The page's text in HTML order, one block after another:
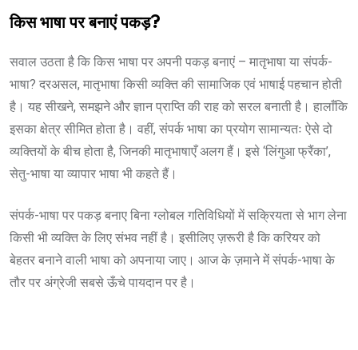
किस भाषा पर बनाएं पकड़?
सवाल उठता है कि किस भाषा पर अपनी पकड़ बनाएं – मातृभाषा या संपर्क-
भाषा? दरअसल, मातृभाषा किसी व्यक्ति की सामाजिक एवं भाषाई पहचान होती
है। यह सीखने, समझने और ज्ञान प्राप्ति की राह को सरल बनाती है। हालाँकि
इसका क्षेत्र सीमित होता है। वहीं, संपर्क भाषा का प्रयोग सामान्यतः ऐसे दो
व्यक्तियों के बीच होता है, जिनकी मातृभाषाएँ अलग हैं। इसे ‘लिंगुआ फ्रैंका’,
सेतु-भाषा या व्यापार भाषा भी कहते हैं।
संपर्क-भाषा पर पकड़ बनाए बिना ग्लोबल गतिविधियों में सक्रियता से भाग लेना
किसी भी व्यक्ति के लिए संभव नहीं है। इसीलिए ज़रूरी है कि करियर को
बेहतर बनाने वाली भाषा को अपनाया जाए। आज के ज़माने में संपर्क-भाषा के
तौर पर अंग्रेजी सबसे ऊँचे पायदान पर है।